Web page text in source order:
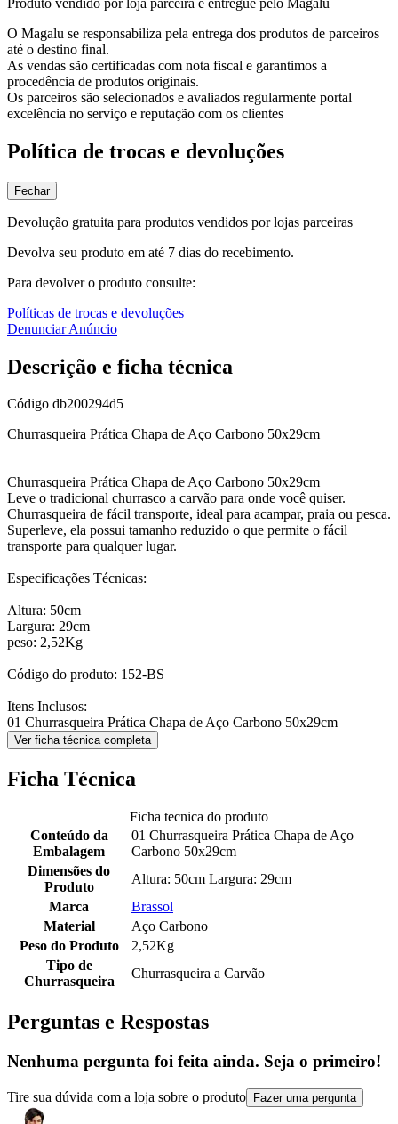
O Magalu se responsabiliza pela entrega dos produtos de parceiros
até o destino final.
As vendas são certificadas com nota fiscal e garantimos a
procedência de produtos originais.
Os parceiros são selecionados e avaliados regularmente portal
excelência no serviço e reputação com os clientes
Política de trocas e devoluções
Fechar
Devolução gratuita para produtos vendidos por lojas parceiras
Devolva seu produto em até 7 dias do recebimento.
Para devolver o produto consulte:
Políticas de trocas e devoluções
Denunciar Anúncio
Descrição e ficha técnica
Código db200294d5
Churrasqueira Prática Chapa de Aço Carbono 50x29cm
Churrasqueira Prática Chapa de Aço Carbono 50x29cm
Leve o tradicional churrasco a carvão para onde você quiser.
Churrasqueira de fácil transporte, ideal para acampar, praia ou pesca.
Superleve, ela possui tamanho reduzido o que permite o fácil
transporte para qualquer lugar.
Especificações Técnicas:
Altura: 50cm
Largura: 29cm
peso: 2,52Kg
Código do produto: 152-BS
Itens Inclusos:
01 Churrasqueira Prática Chapa de Aço Carbono 50x29cm
Ver ficha técnica completa
Ficha Técnica
Ficha tecnica do produto
Conteúdo da
Embalagem
01 Churrasqueira Prática Chapa de Aço
Carbono 50x29cm
Dimensões do
Produto
Altura: 50cm Largura: 29cm
Marca
Brassol
Material
Aço Carbono
Peso do Produto
2,52Kg
Tipo de
Churrasqueira
Churrasqueira a Carvão
Perguntas e Respostas
Nenhuma pergunta foi feita ainda. Seja o primeiro!
Tire sua dúvida com a loja sobre o produto Fazer uma pergunta